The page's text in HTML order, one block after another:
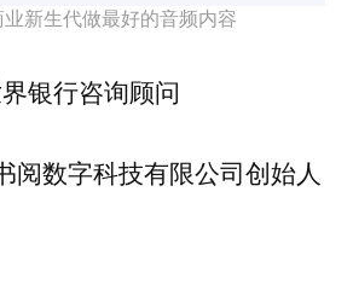
新生代做最好的音频内容
界银行咨询顾问
阅数字科技有限公司创始人